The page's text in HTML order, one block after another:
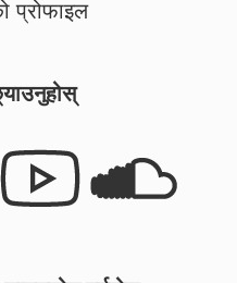
प्रोफाइल